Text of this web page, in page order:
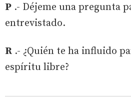
P .- Déjeme una pregunta
entrevistado.
R .- ¿Quién te ha influido
espíritu libre?